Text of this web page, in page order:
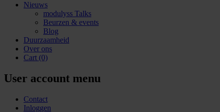
Nieuws
modulyss Talks
Beurzen & events
Blog
Duurzaamheid
Over ons
Cart (0)
User account menu
Contact
Inloggen